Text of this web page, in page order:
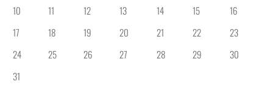
10
11 12 13 14 15
16
17
18 19 20 21 22
23
24
25 26 27 28 29
30
31